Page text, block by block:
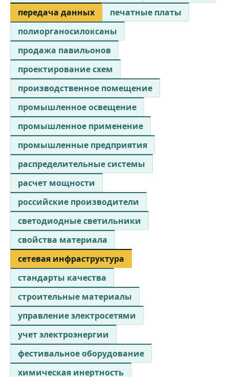
передача данных
печатные платы
полиорганосилоксаны
продажа павильонов
проектирование схем
производственное помещение
промышленное освещение
промышленное применение
промышленные предприятия
распределительные системы
расчет мощности
российские производители
светодиодные светильники
свойства материала
сетевая инфраструктура
стандарты качества
строительные материалы
управление электросетями
учет электроэнергии
фестивальное оборудование
химическая инертность